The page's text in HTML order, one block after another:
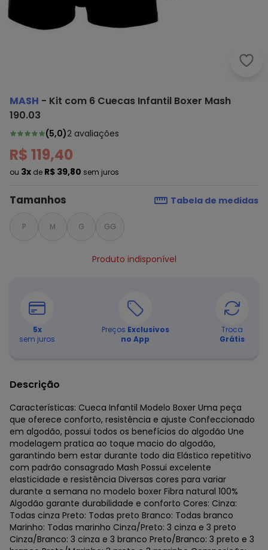
MASH - Kit com 6 Cuecas Infantil Boxer Mash
190.03
(5,0)2 avaliações
R$ 119,40
ou 3x de R$ 39,80 sem juros
Tamanhos Tabela de medidas
P M G GG
Produto indisponível
5x
sem juros
Preços Exclusivos
no App
Troca
Grátis
Descrição
Características: Cueca Infantil Modelo Boxer Uma peça
que oferece conforto, resistência e ajuste Confeccionado
em algodão, possui todos os benefícios do algodão Une
modelagem pratica ao toque macio do algodão,
garantindo bem estar durante todo dia Elástico repetitivo
com padrão consagrado Mash Possui excelente
elasticidade e resistência Diversas cores para variar
durante a semana no modelo boxer Fibra natural 100%
Algodão garante durabilidade e conforto Cores: Cinza:
Todas cinza Preto: Todas preto Branco: Todas branco
Marinho: Todas marinho Cinza/Preto: 3 cinza e 3 preto
Cinza/Branco: 3 cinza e 3 branco Preto/Branco: 3 preto e 3